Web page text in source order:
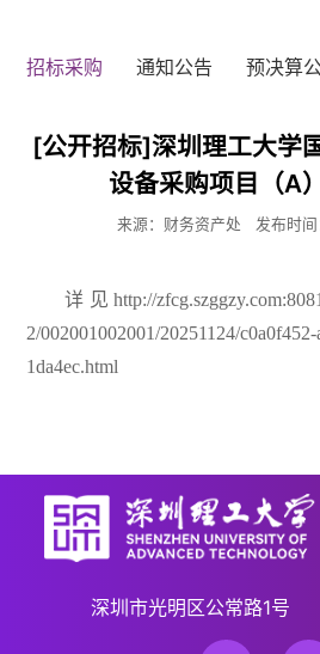
招标采购 通知公告 预决算
[公开招标]深圳理工大学
设备采购项目（A
来源：财务资产处 发布时
详见http://
2/002001002001/20251124/
1da4ec.html
深圳市光明区公常路1号